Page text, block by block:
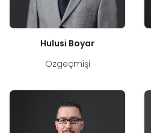
Hulusi Boyar
Özgeçmişi